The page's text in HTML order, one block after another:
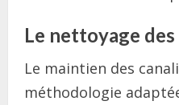
Le nettoyage
Le maintien des
méthodologie